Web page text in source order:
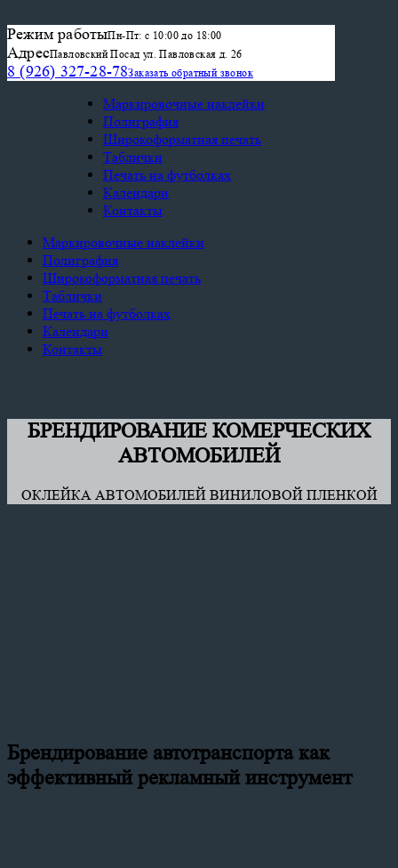
Режим работыПн-Пт: с 10:00 до 18:00
АдресПавловский Посад ул. Павловская д. 26
8 (926) 327-28-78Заказать обратный звонок
Маркировочные наклейки
Полиграфия
Широкоформатная печать
Таблички
Печать на футболках
Календари
Контакты
Маркировочные наклейки
Полиграфия
Широкоформатная печать
Таблички
Печать на футболках
Календари
Контакты
БРЕНДИРОВАНИЕ КОМЕРЧЕСКИХ
АВТОМОБИЛЕЙ
ОКЛЕЙКА АВТОМОБИЛЕЙ ВИНИЛОВОЙ ПЛЕНКОЙ
Брендирование автотранспорта как
эффективный рекламный инструмент